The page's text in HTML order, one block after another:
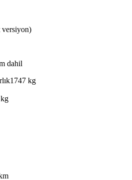
versiyon)
dahil
1747 kg
kg